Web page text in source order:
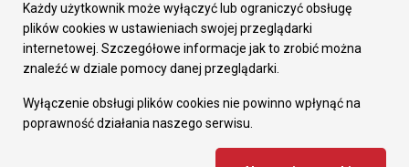
Pozostałe
Deklaracja dostępności
Dane osobowe
Dodaj opinię o witrynie
Każdy użytkownik może wyłączyć lub ograniczyć obsługę
plików cookies w ustawieniach swojej przeglądarki
internetowej. Szczegółowe informacje jak to zrobić można
znaleźć w dziale pomocy danej przeglądarki.
Wyłączenie obsługi plików cookies nie powinno wpłynąć na
poprawność działania naszego serwisu.